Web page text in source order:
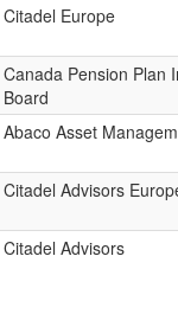
Citadel Europe
Canada Pension Plan
Board
Abaco Asset
Citadel Advisors
Citadel Advisors